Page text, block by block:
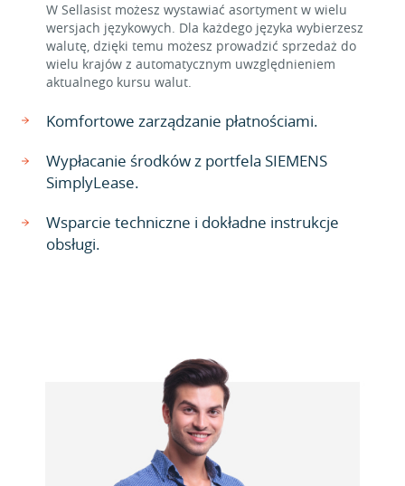
W Sellasist możesz wystawiać asortyment w wielu
wersjach językowych. Dla każdego języka wybierzesz
walutę, dzięki temu możesz prowadzić sprzedaż do
wielu krajów z automatycznym uwzględnieniem
aktualnego kursu walut.
Komfortowe zarządzanie płatnościami.
Wypłacanie środków z portfela SIEMENS
SimplyLease.
Wsparcie techniczne i dokładne instrukcje
obsługi.